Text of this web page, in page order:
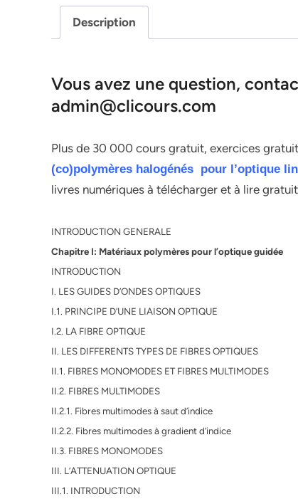
Description
Vous avez une question,
admin@clicours.com
Plus de 30 000 cours gratuit, exercices
(co)polymères halogénés pour l’optique
livres numériques à télécharger et à lire
INTRODUCTION GENERALE
Chapitre I: Matériaux polymères pour l’optique guidée
INTRODUCTION
I. LES GUIDES D’ONDES OPTIQUES
I.1. PRINCIPE D’UNE LIAISON OPTIQUE
I.2. LA FIBRE OPTIQUE
II. LES DIFFERENTS TYPES DE FIBRES OPTIQUES
II.1. FIBRES MONOMODES ET FIBRES MULTIMODES
II.2. FIBRES MULTIMODES
II.2.1. Fibres multimodes à saut d’indice
II.2.2. Fibres multimodes à gradient d’indice
II.3. FIBRES MONOMODES
III. L’ATTENUATION OPTIQUE
III.1. INTRODUCTION